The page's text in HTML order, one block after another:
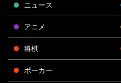
ニュース
アニメ
将棋
ポーカー